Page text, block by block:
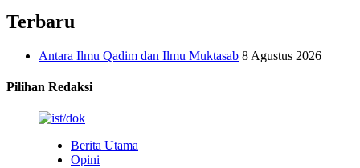
pos
Terbaru
Antara Ilmu Qadim dan Ilmu Muktasab 8 Agustus 2026
Pilihan Redaksi
Berita Utama
Opini